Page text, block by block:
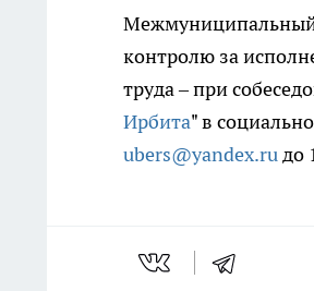
Межмуниципальный
контролю за
труда – при
Ирбита" в
ubers@yandex.ruдо